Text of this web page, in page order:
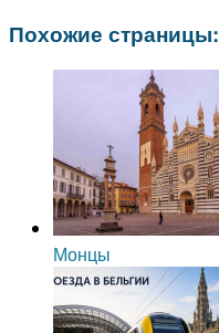
Похожие страницы:
Монцы